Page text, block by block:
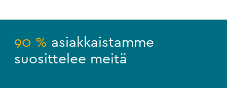
90 % asiakkaistamme
suosittelee meitä